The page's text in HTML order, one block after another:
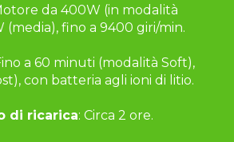
da 400W (in modalità
(media), fino a 9400 giri/min.
a 60 minuti (modalità Soft),
con batteria agli ioni di litio.
di ricarica: Circa 2 ore.